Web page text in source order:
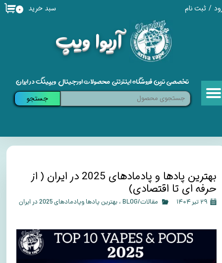
/ ثبت نام
حساب کاربری من
خروج از حساب کاربری
​آریوا ویپ
۰ سبد خرید
تخصصی ترین فروشگاه اینترنتی محصولات اورجینال ویپینگ در ایران
جستجو
بهترین پادها و پادمادهای 2025 در ایران ( از
حرفه ای تا اقتصادی)
۲۹ تیر ۱۴۰۴ مقالات/BLOG ، بهترین پادها وپادمادهای 2025 در ایران